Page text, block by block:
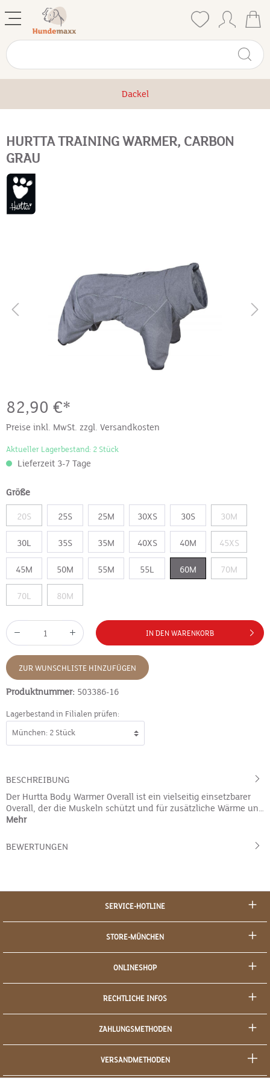
Dackel
HURTTA TRAINING WARMER, CARBON
GRAU
82,90 €*
Preise inkl. MwSt. zzgl. Versandkosten
Aktueller Lagerbestand: 2 Stück
Lieferzeit 3-7 Tage
Größe
20S 25S 25M 30XS 30S 30M
30L 35S 35M 40XS 40M 45XS
45M 50M 55M 55L 60M 70M
70L 80M
IN DEN WARENKORB
ZUR WUNSCHLISTE HINZUFÜGEN
Produktnummer: 503386-16
Lagerbestand in Filialen prüfen:
BESCHREIBUNG
Der Hurtta Body Warmer Overall ist ein vielseitig einsetzbarer
Overall, der die Muskeln schützt und für zusätzliche Wärme un…
Mehr
BEWERTUNGEN
SERVICE-HOTLINE
STORE-MÜNCHEN
ONLINESHOP
RECHTLICHE INFOS
ZAHLUNGSMETHODEN
VERSANDMETHODEN